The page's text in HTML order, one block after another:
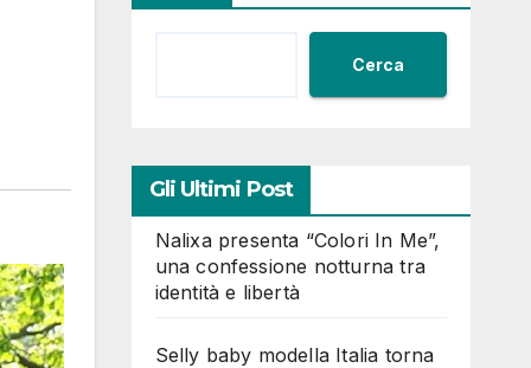
Cerca
Gli Ultimi Post
Nalixa presenta “Colori In Me”,
una confessione notturna tra
identità e libertà
Selly baby modella Italia torna